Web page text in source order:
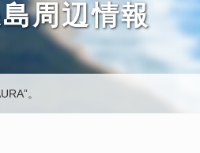
周辺情報
。